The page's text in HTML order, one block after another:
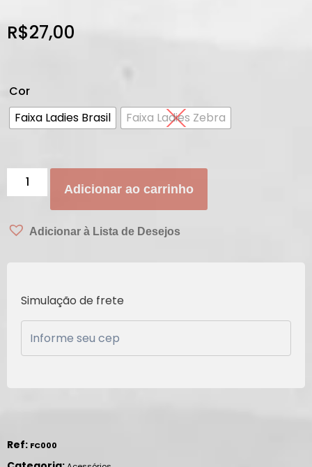
R$27,00
Cor
Faixa Ladies Brasil
Faixa Ladies Zebra
Adicionar ao carrinho
Adicionar à Lista de Desejos
Simulação de frete
Ref: FC000